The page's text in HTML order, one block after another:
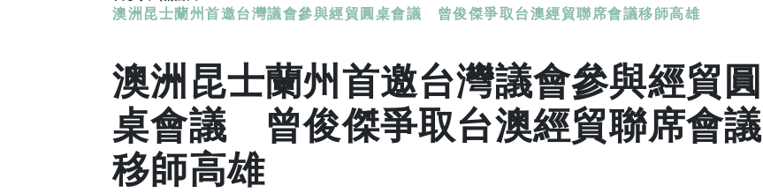
澳洲昆士蘭州首邀台灣議會參與經貿圓桌會議 曾俊傑爭取台澳經貿聯席會議移師高雄
澳洲昆士蘭州首邀台灣議會參與經貿圓
桌會議 曾俊傑爭取台澳經貿聯席會議
移師高雄